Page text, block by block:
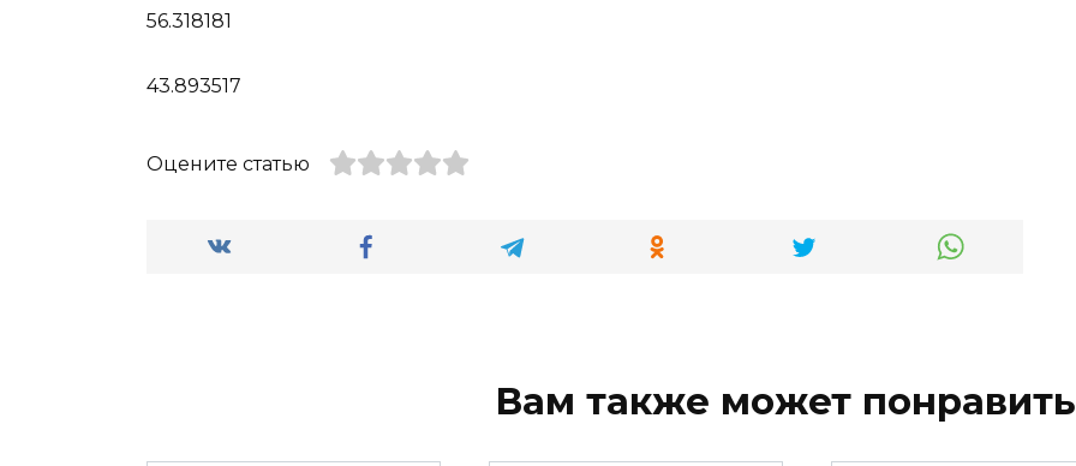
56.318181
43.893517
Оцените статью
Вам также может